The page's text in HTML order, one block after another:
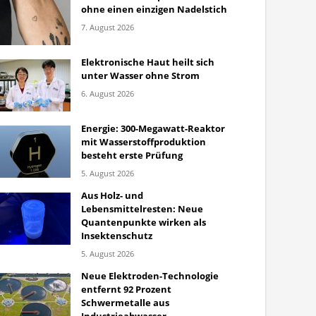
ohne einen einzigen Nadelstich
7. August 2026
Elektronische Haut heilt sich
unter Wasser ohne Strom
6. August 2026
Energie: 300-Megawatt-Reaktor
mit Wasserstoffproduktion
besteht erste Prüfung
5. August 2026
Aus Holz- und
Lebensmittelresten: Neue
Quantenpunkte wirken als
Insektenschutz
5. August 2026
Neue Elektroden-Technologie
entfernt 92 Prozent
Schwermetalle aus